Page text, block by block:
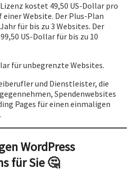
kostet 49,50 US-Dollar pro
einer Website. Der Plus-Plan
für bis zu 3 Websites. Der
US-Dollar für bis zu 10
für unbegrenzte Websites.
und Dienstleister, die
Spendenwebsites
Pages für einen einmaligen
WordPress
für Sie 🤔